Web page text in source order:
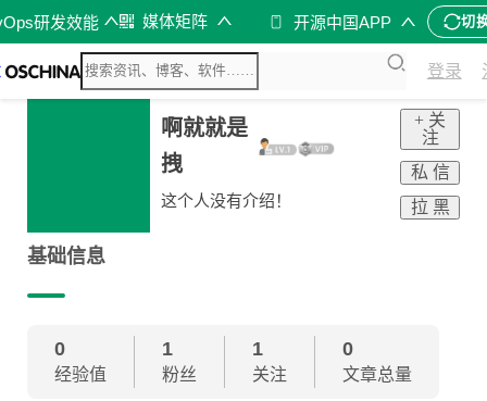
研发效能 媒体矩阵 开源中国APP 切
登录
啊就就是
拽
这个人没有介绍！
+ 关
注
私 信
拉 黑
基础信息
0
经验值
1
粉丝
1
关注
0
文章总量